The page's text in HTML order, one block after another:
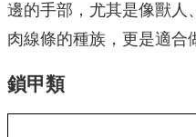
邊的手部，尤其是像獸人
肉線條的種族，更是適合
鎖甲類